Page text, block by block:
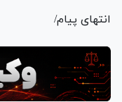
انتهای پیام/